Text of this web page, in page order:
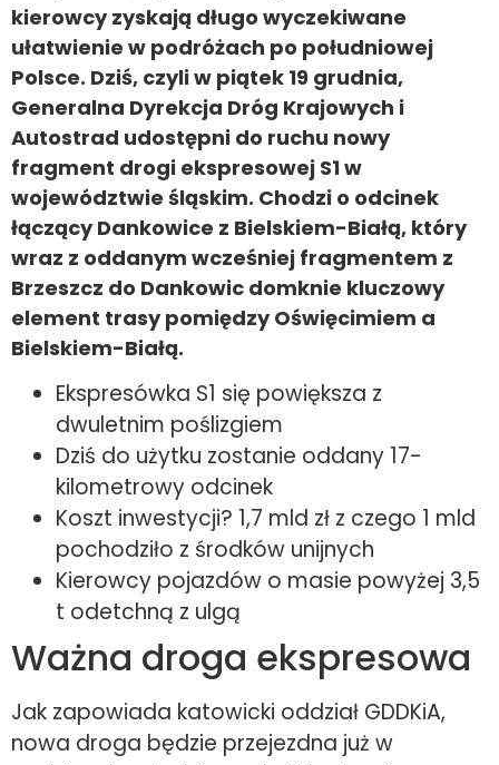
kierowcy zyskają długo wyczekiwane
ułatwienie w podróżach po południowej
Polsce. Dziś, czyli w piątek 19 grudnia,
Generalna Dyrekcja Dróg Krajowych i
Autostrad udostępni do ruchu nowy
fragment drogi ekspresowej S1 w
województwie śląskim. Chodzi o odcinek
łączący Dankowice z Bielskiem-Białą, który
wraz z oddanym wcześniej fragmentem z
Brzeszcz do Dankowic domknie kluczowy
element trasy pomiędzy Oświęcimiem a
Bielskiem-Białą.
Ekspresówka S1 się powiększa z
dwuletnim poślizgiem
Dziś do użytku zostanie oddany 17-
kilometrowy odcinek
Koszt inwestycji? 1,7 mld zł z czego 1 mld
pochodziło z środków unijnych
Kierowcy pojazdów o masie powyżej 3,5
t odetchną z ulgą
Ważna droga ekspresowa
Jak zapowiada katowicki oddział GDDKiA,
nowa droga będzie przejezdna już w